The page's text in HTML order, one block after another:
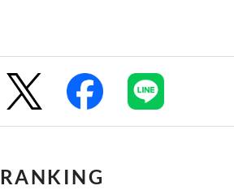
RANKING